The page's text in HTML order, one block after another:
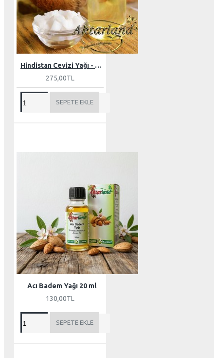
Hindistan Cevizi Yağı - Butter 150 gr
275,00TL
SEPETE EKLE
Acı Badem Yağı 20 ml
130,00TL
SEPETE EKLE